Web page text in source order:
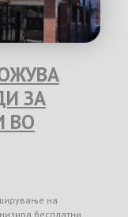
ЗА
ВО
на
бесплатни